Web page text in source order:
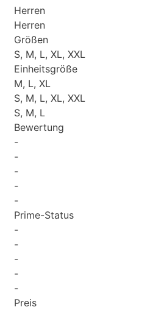
Herren
Herren
Größen
S, M, L, XL, XXL
Einheitsgröße
M, L, XL
S, M, L, XL, XXL
S, M, L
Bewertung
-
-
-
-
-
Prime-Status
-
-
-
-
-
Preis